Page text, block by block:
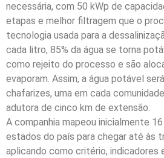
necessária, com 50 kWp de
etapas e melhor filtragem que o
tecnologia usada para a
cada litro, 85% da água se torna
como rejeito do processo e são
evaporam. Assim, a água potável
chafarizes, uma em cada
adutora de cinco km de extensão.
A companhia mapeou inicialmente
estados do país para chegar até às
aplicando como critério, indicadores